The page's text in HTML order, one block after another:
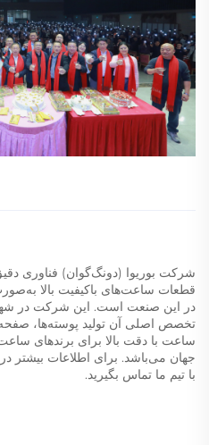
شرکت بوریوا (دونگ‌گوان) فناوری
در این صنعت است. این شرکت در
تخصص اصلی آن تولید پوسته‌ها،
ساعت با دقت بالا برای برندهای
جهان می‌باشد. برای اطلاعات بیشتر
با تیم ما تماس بگیرید.